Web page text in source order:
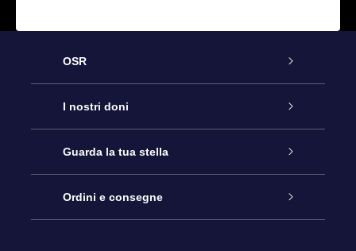
OSR
Assistenza
Contattaci
Blog
I nostri doni
Online Star Gift
Pacchetto regalo OSR
Guarda la tua stella
Registro stellare
Ordini e consegne